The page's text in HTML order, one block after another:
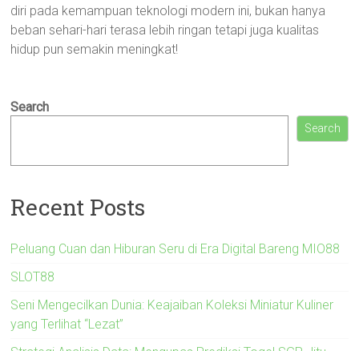
diri pada kemampuan teknologi modern ini, bukan hanya
beban sehari-hari terasa lebih ringan tetapi juga kualitas
hidup pun semakin meningkat!
Search
Search
Recent Posts
Peluang Cuan dan Hiburan Seru di Era Digital Bareng MIO88
SLOT88
Seni Mengecilkan Dunia: Keajaiban Koleksi Miniatur Kuliner
yang Terlihat “Lezat”